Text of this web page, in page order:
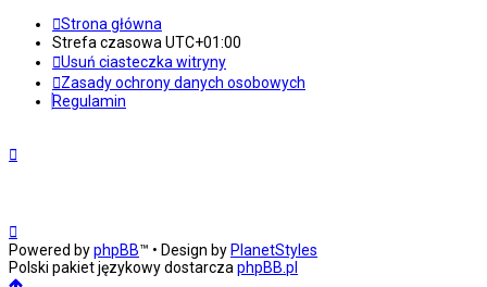
Strona główna
Strefa czasowaUTC+01:00
Usuń ciasteczka witryny
Zasady ochrony danych osobowych
Regulamin
Powered byphpBB™ • Design by PlanetStyles
Polski pakiet językowy dostarczaphpBB.pl